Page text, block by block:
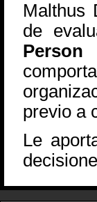
Malthus
de
Person
previo a
Le